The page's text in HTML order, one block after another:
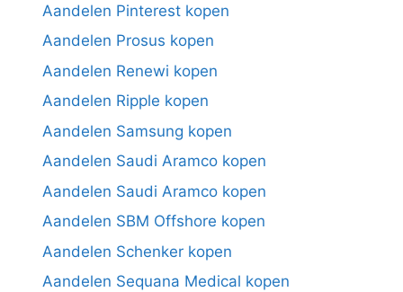
Aandelen Pinterest kopen
Aandelen Prosus kopen
Aandelen Renewi kopen
Aandelen Ripple kopen
Aandelen Samsung kopen
Aandelen Saudi Aramco kopen
Aandelen Saudi Aramco kopen
Aandelen SBM Offshore kopen
Aandelen Schenker kopen
Aandelen Sequana Medical kopen